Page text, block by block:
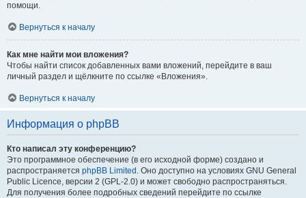
помощи.
Вернуться к началу
Как мне найти мои вложения?
Чтобы найти список добавленных вами вложений, перейдите в ваш
личный раздел и щёлкните по ссылке «Вложения».
Вернуться к началу
Информация о phpBB
Кто написал эту конференцию?
Это программное обеспечение (в его исходной форме) создано и
распространяется phpBB Limited . Оно доступно на условиях GNU General
Public Licence, версии 2 (GPL-2.0) и может свободно распространяться.
Для получения более подробных сведений перейдите по ссылке